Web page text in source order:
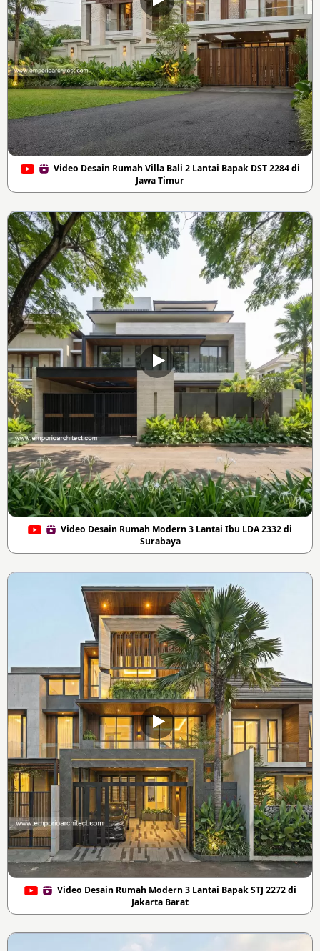
Video Desain Rumah Villa Bali 2 Lantai Bapak DST 2284 di
Jawa Timur
Video Desain Rumah Modern 3 Lantai Ibu LDA 2332 di
Surabaya
Video Desain Rumah Modern 3 Lantai Bapak STJ 2272 di
Jakarta Barat